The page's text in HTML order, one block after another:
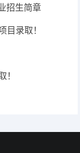
招生简章
目录取！
！